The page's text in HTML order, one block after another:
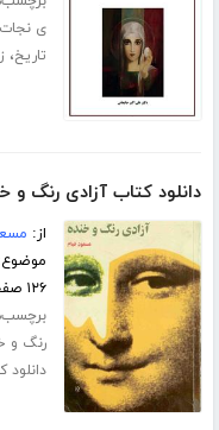
ی
تاریخ،
دانلود کتاب آزادی رنگ و
از:
۱۲۶ صفحه
رنگ و